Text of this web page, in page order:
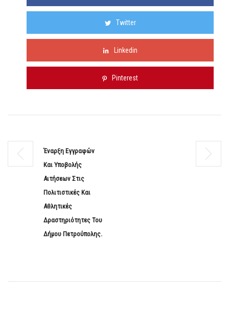
Twitter
Linkedin
Pinterest
Έναρξη Εγγραφών
Και Υποβολής
Αιτήσεων Στις
Πολιτιστικές Και
Αθλητικές
Δραστηριότητες Του
Δήμου Πετρούπολης.